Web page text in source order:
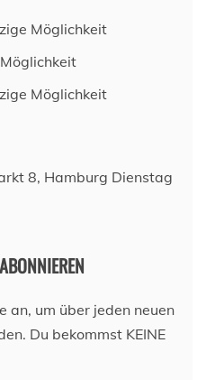
Möglichkeit
Möglichkeit
an, um über jeden neuen
Du bekommst KEINE